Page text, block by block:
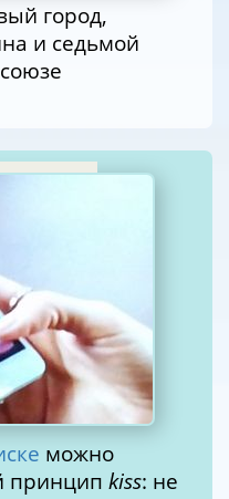
город,
и седьмой
можно
принцип kiss: не